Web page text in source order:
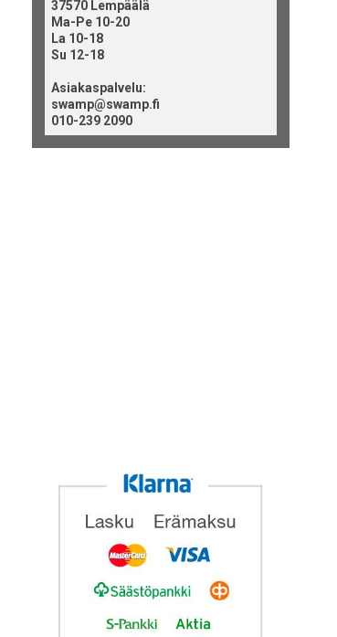
37570 Lempäälä
Ma-Pe 10-20
La 10-18
Su 12-18
Asiakaspalvelu:
swamp@swamp.fi
010-239 2090